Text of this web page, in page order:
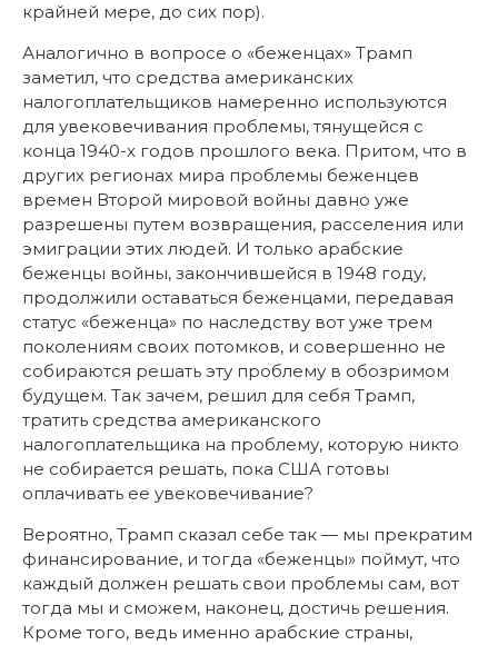
крайней мере, до сих пор).
Аналогично в вопросе о «беженцах» Трамп
заметил, что средства американских
налогоплательщиков намеренно используются
для увековечивания проблемы, тянущейся с
конца 1940-х годов прошлого века. Притом, что в
других регионах мира проблемы беженцев
времен Второй мировой войны давно уже
разрешены путем возвращения, расселения или
эмиграции этих людей. И только арабские
беженцы войны, закончившейся в 1948 году,
продолжили оставаться беженцами, передавая
статус «беженца» по наследству вот уже трем
поколениям своих потомков, и совершенно не
собираются решать эту проблему в обозримом
будущем. Так зачем, решил для себя Трамп,
тратить средства американского
налогоплательщика на проблему, которую никто
не собирается решать, пока США готовы
оплачивать ее увековечивание?
Вероятно, Трамп сказал себе так — мы прекратим
финансирование, и тогда «беженцы» поймут, что
каждый должен решать свои проблемы сам, вот
тогда мы и сможем, наконец, достичь решения.
Кроме того, ведь именно арабские страны,